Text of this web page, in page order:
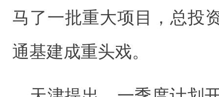
马了一批重大项目，总投
通基建成重头戏。